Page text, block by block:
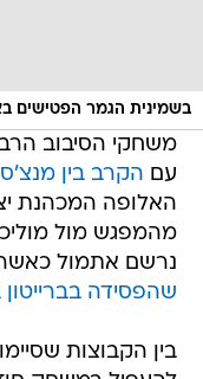
בשמינית הגמר הפטישים
משחקי הסיבוב
עם הקרב בין
האלופה המכהנת
מהמפגש מול
נרשם אתמול
שהפסידה
בין הקבוצות